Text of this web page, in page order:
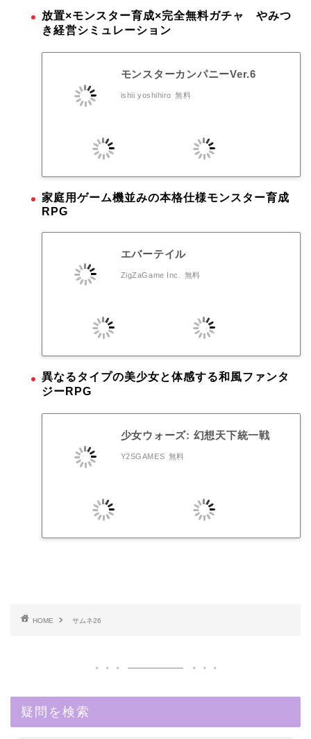
放置×モンスター育成×完全無料ガチャ やみつ
き経営シミュレーション
モンスターカンパニーVer.6
ishii yoshihiro 無料
家庭用ゲーム機並みの本格仕様モンスター育成
RPG
エバーテイル
ZigZaGame Inc. 無料
異なるタイプの美少女と体感する和風ファンタ
ジーRPG
少女ウォーズ: 幻想天下統一戦
Y2SGAMES 無料
HOME サムネ26
疑問を検索